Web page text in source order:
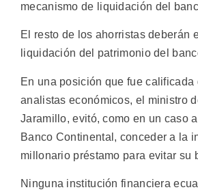
mecanismo de liquidación del
El resto de los ahorristas deberán
liquidación del patrimonio del
En una posición que fue calificada
analistas económicos, el ministro
Jaramillo, evitó, como en un caso
Banco Continental, conceder a la
millonario préstamo para evitar su
Ninguna institución financiera